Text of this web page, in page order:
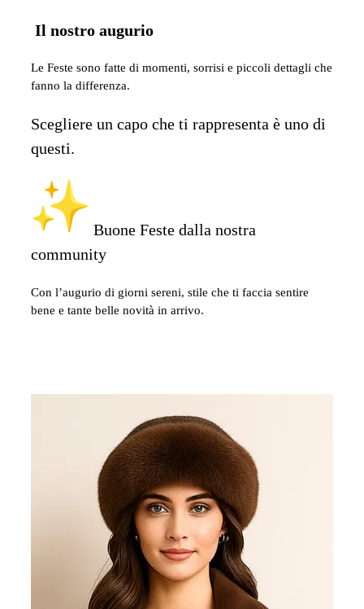
Il nostro augurio
Le Feste sono fatte di momenti, sorrisi e piccoli dettagli che
fanno la differenza.
Scegliere un capo che ti rappresenta è uno di
questi.
Buone Feste dalla nostra
community
Con l’augurio di giorni sereni, stile che ti faccia sentire
bene e tante belle novità in arrivo.